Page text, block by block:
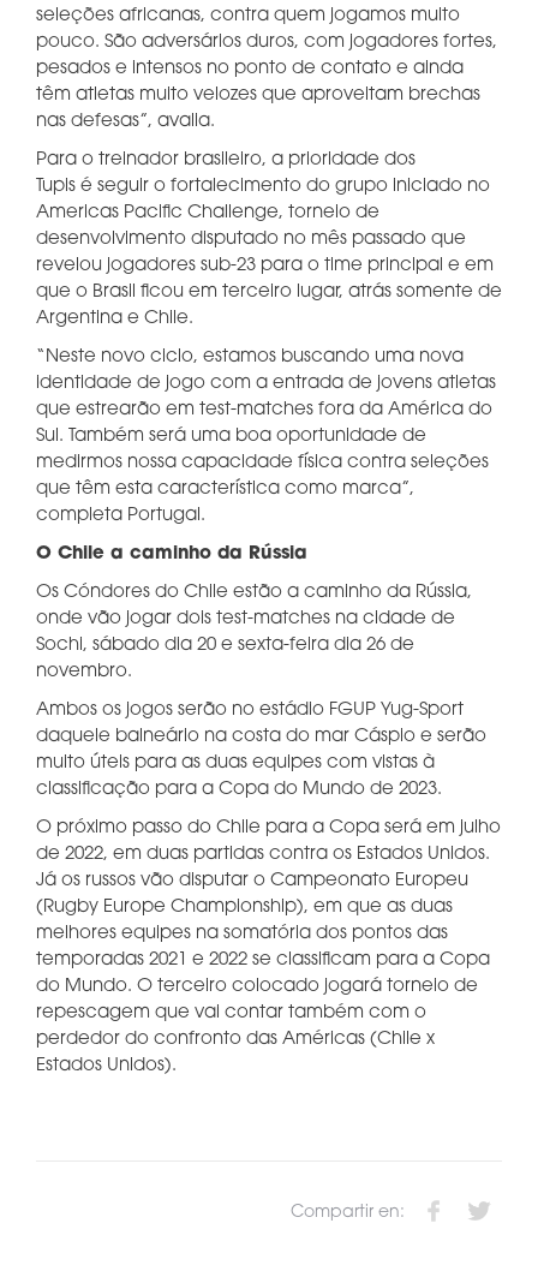
seleções africanas, contra quem jogamos muito
pouco. São adversários duros, com jogadores fortes,
pesados e intensos no ponto de contato e ainda
têm atletas muito velozes que aproveitam brechas
nas defesas”, avalia.
Para o treinador brasileiro, a prioridade dos
Tupis é seguir o fortalecimento do grupo iniciado no
Americas Pacific Challenge, torneio de
desenvolvimento disputado no mês passado que
revelou jogadores sub-23 para o time principal e em
que o Brasil ficou em terceiro lugar, atrás somente de
Argentina e Chile.
“Neste novo ciclo, estamos buscando uma nova
identidade de jogo com a entrada de jovens atletas
que estrearão em test-matches fora da América do
Sul. Também será uma boa oportunidade de
medirmos nossa capacidade física contra seleções
que têm esta característica como marca”,
completa Portugal.
O Chile a caminho da Rússia
Os Cóndores do Chile estão a caminho da Rússia,
onde vão jogar dois test-matches na cidade de
Sochi, sábado dia 20 e sexta-feira dia 26 de
novembro.
Ambos os jogos serão no estádio FGUP Yug-Sport
daquele balneário na costa do mar Cáspio e serão
muito úteis para as duas equipes com vistas à
classificação para a Copa do Mundo de 2023.
O próximo passo do Chile para a Copa será em julho
de 2022, em duas partidas contra os Estados Unidos.
Já os russos vão disputar o Campeonato Europeu
(Rugby Europe Championship), em que as duas
melhores equipes na somatória dos pontos das
temporadas 2021 e 2022 se classificam para a Copa
do Mundo. O terceiro colocado jogará torneio de
repescagem que vai contar também com o
perdedor do confronto das Américas (Chile x
Estados Unidos).
Compartir en: